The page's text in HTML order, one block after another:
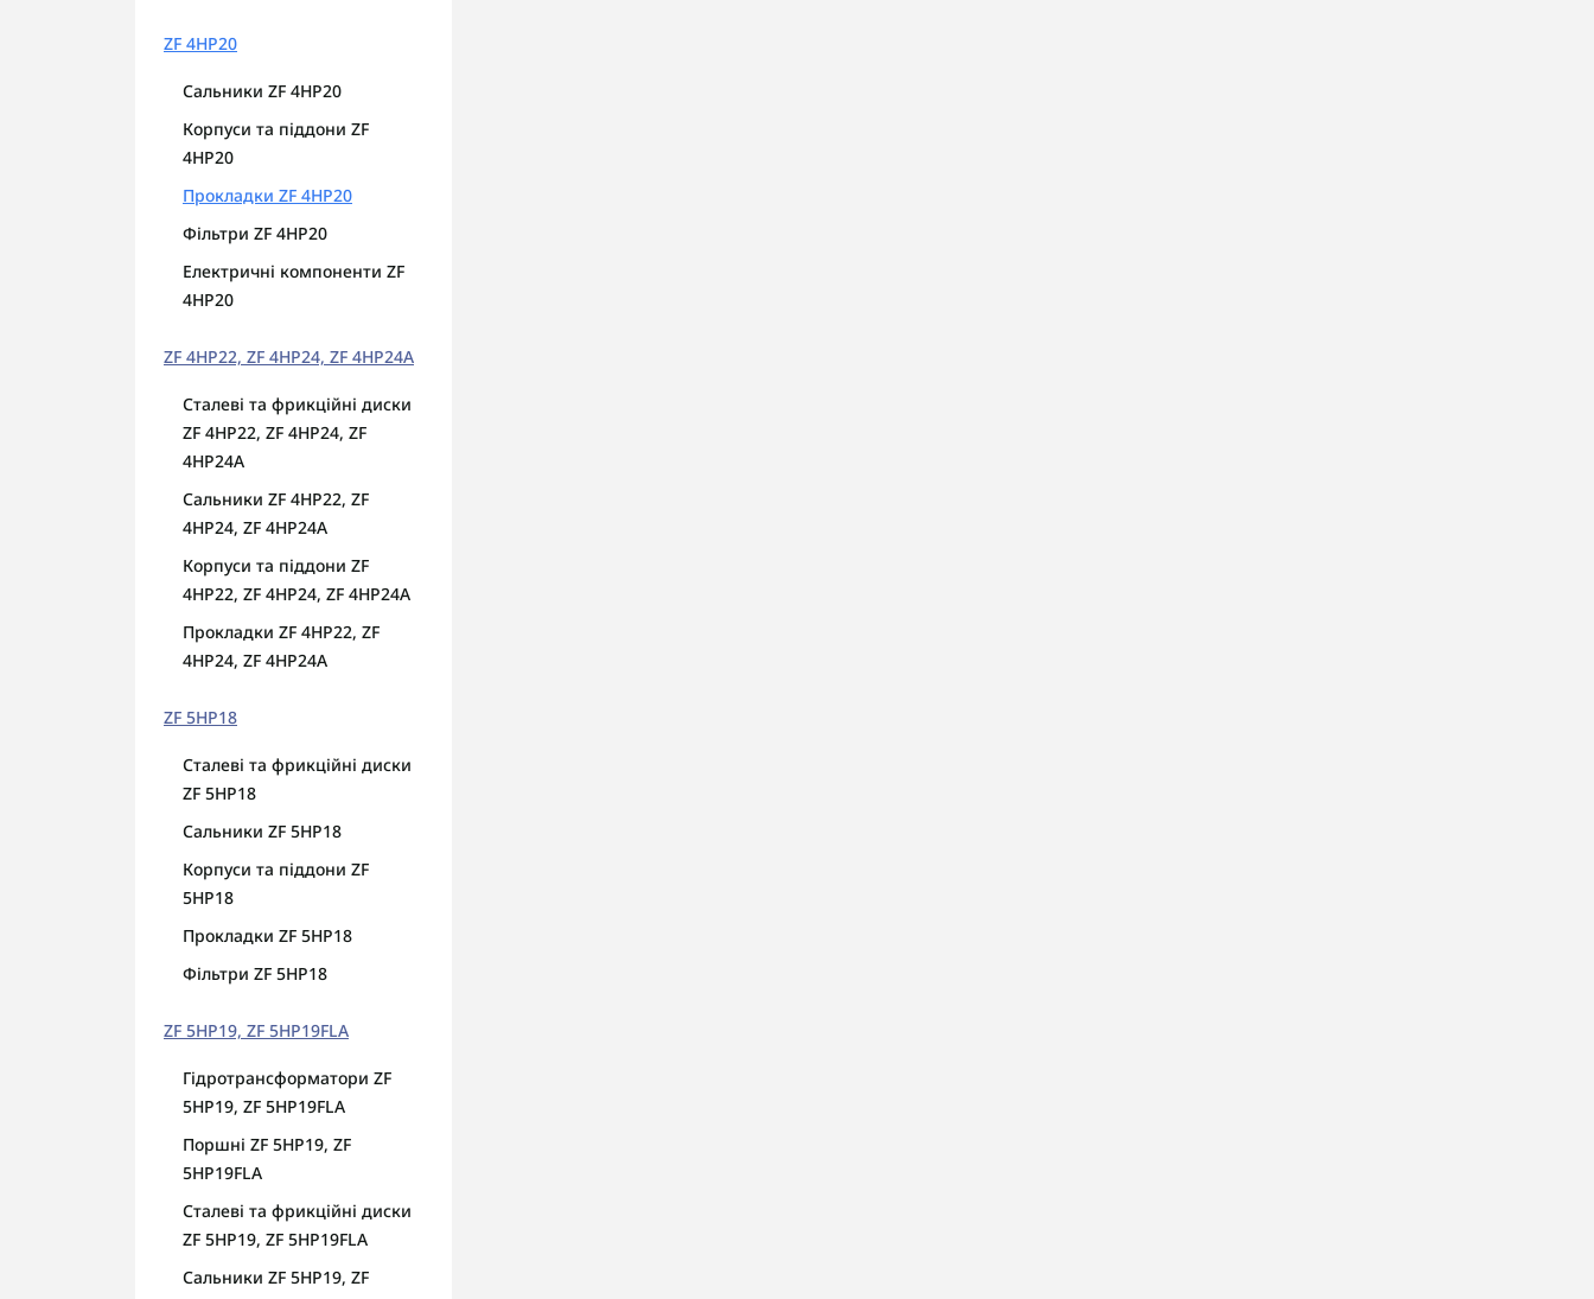
ZF 4HP20
Сальники ZF 4HP20
Корпуси та піддони ZF
4HP20
Прокладки ZF 4HP20
Фільтри ZF 4HP20
Електричні компоненти ZF
4HP20
ZF 4HP22, ZF 4HP24, ZF 4HP24A
Сталеві та фрикційні диски
ZF 4HP22, ZF 4HP24, ZF
4HP24A
Сальники ZF 4HP22, ZF
4HP24, ZF 4HP24A
Корпуси та піддони ZF
4HP22, ZF 4HP24, ZF 4HP24A
Прокладки ZF 4HP22, ZF
4HP24, ZF 4HP24A
ZF 5HP18
Сталеві та фрикційні диски
ZF 5HP18
Сальники ZF 5HP18
Корпуси та піддони ZF
5HP18
Прокладки ZF 5HP18
Фільтри ZF 5HP18
ZF 5HP19, ZF 5HP19FLA
Гідротрансформатори ZF
5HP19, ZF 5HP19FLA
Поршні ZF 5HP19, ZF
5HP19FLA
Сталеві та фрикційні диски
ZF 5HP19, ZF 5HP19FLA
Сальники ZF 5HP19, ZF